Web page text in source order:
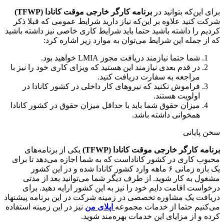
برای این‌که بتوانید در برنامه کارگر خارجی موقت کانادا (TFWP
)
شرکت کنید علاوه بر این‌که نیاز دارید شرایط عمومی که قبلا ذکر
کردیم را داشته باشید حتما باید شرایط کاری خاصی نیز داشته باشید
که از جمله این شرایط می‌توان به موارد زیر اشاره کرد:
شما حتما نیازمند دریافت مجوز LMIA خواهید بود.
در قدم بعدی نیازمند این هستید که ویزای کاری خود را نیز با
مراجعه به سفارت دریافت کنید.
فراموش نکنید که نیروهای کار داخلی در کشور کانادا در
اولویت هستند.
میزان حقوق شما باید با حداقل میزان حقوق در کشور کانادا
همخوانی داشته باشد.
سخن پایانی
برنامه کارگر خارجی موقت کانادا (TFWP)
یکی از برنامه‌های
محبوب کاری در کشور کاناداست که به شما اجازه می‌دهد تا برای
یک بازه زمانی ۶ ماهه وارد کشور کانادا شده و در این کشور
مشغول به کار شوید. از طرف دیگر شما می‌توانید بعد از مدتی
درخواست اقامت دایم خود را نیز به این کشور ارایه دهید. برای
دریافت یک مشاوره تخصصی در زمینه شرکت در این برنامه پیشنهاد
می‌کنیم حتما از خدمات مجموعه اپلای من نیز در این زمینه استفاده
کرده و از مزایای این خدمات بهره‌مند شوید.